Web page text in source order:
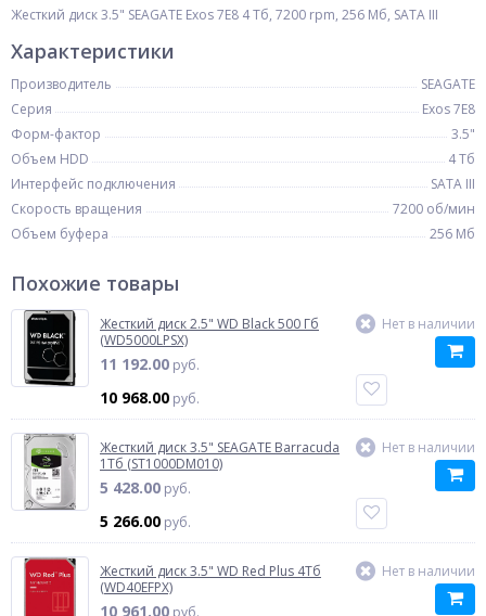
Жесткий диск 3.5" SEAGATE Exos 7E8 4 Тб, 7200 rpm, 256 Мб, SATA III
Характеристики
Производитель
SEAGATE
Серия
Exos 7E8
Форм-фактор
3.5"
Объем HDD
4 Тб
Интерфейс подключения
SATA III
Скорость вращения
7200 об/мин
Объем буфера
256 Мб
Похожие товары
Жесткий диск 2.5" WD Black 500 Гб
(WD5000LPSX)
11 192.00 руб.
10 968.00 руб.
Нет в наличии
Жесткий диск 3.5" SEAGATE Barracuda
1Тб (ST1000DM010)
5 428.00 руб.
5 266.00 руб.
Нет в наличии
Жесткий диск 3.5" WD Red Plus 4Тб
(WD40EFPX)
10 961.00 руб.
Нет в наличии